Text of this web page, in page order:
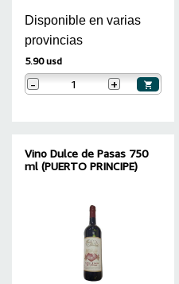
Disponible en varias
provincias
5.90 usd
- +
Vino Dulce de Pasas 750
ml (PUERTO PRINCIPE)